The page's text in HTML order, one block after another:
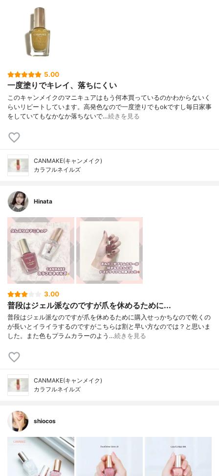
5.00
一度塗りでキレイ、落ちにくい
このキャンメイクのマニキュアはもう何本買っているのかわからないく
らいリピートしています。高発色なので一度塗りでもokですし毎日家事
をしていてもなかなか落ちないで…続きを見る
CANMAKE(キャンメイク)
カラフルネイルズ
Hinata
3.00
普段はジェル派なのですが爪を休めるために...
普段はジェル派なのですが爪を休めるために購入せっかちなので乾くの
が長いとイライラするのですがこちらは割と早い方なのでは？と思いま
した。また色もプラムカラーのよう…続きを見る
CANMAKE(キャンメイク)
カラフルネイルズ
shiocos